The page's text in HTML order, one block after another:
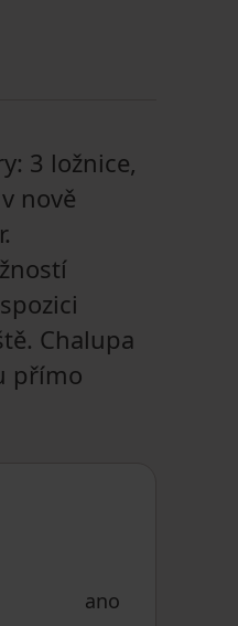
3 ložnice,
nově
Chalupa
přímo
ano